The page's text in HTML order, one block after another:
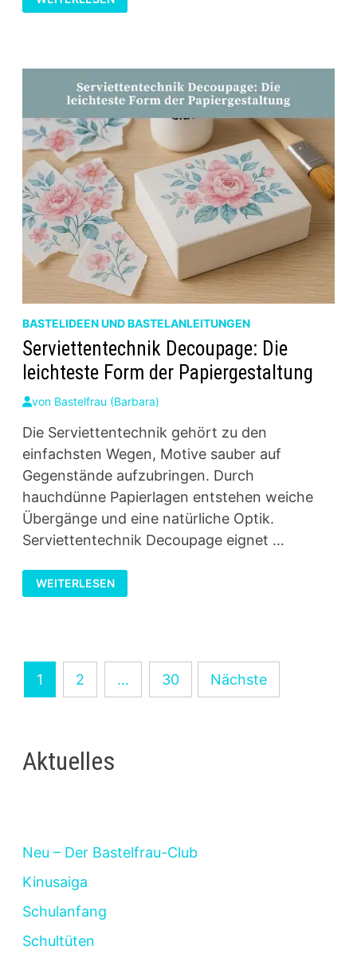
ZWISCHEN
SERVIETTENTECHNIK
BASTELIDEEN UND BASTELANLEITUNGEN
Serviettentechnik Decoupage: Die
leichteste Form der Papiergestaltung
von Bastelfrau (Barbara)
Die Serviettentechnik gehört zu den
einfachsten Wegen, Motive sauber auf
Gegenstände aufzubringen. Durch
hauchdünne Papierlagen entstehen weiche
Übergänge und eine natürliche Optik.
Serviettentechnik Decoupage eignet …
SERVIETTENTECHNIK
DECOUPAGE:
DIE
WEITERLESEN
Seitennummerierung
der
1 2 … 30 Nächste
Aktuelles
Neu – Der Bastelfrau-Club
Kinusaiga
Schulanfang
Schultüten